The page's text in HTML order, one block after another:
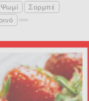
Ψωμί
Σορμπέ